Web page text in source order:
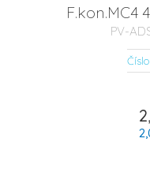
F.kon.MC4
PV-